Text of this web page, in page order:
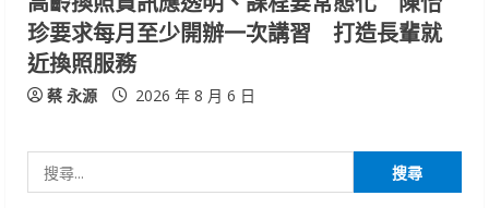
珍要求每月至少開辦一次講習 打造長輩就
近換照服務
蔡 永源 2026 年 8 月 6 日
尋